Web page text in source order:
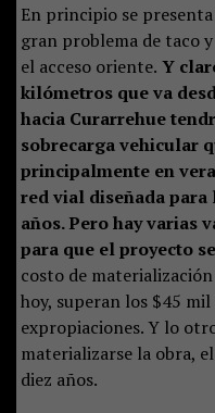
En principio se
gran problema de taco
el acceso oriente. Y
kilómetros que va
hacia Curarrehue
sobrecarga vehicular
principalmente en
red vial diseñada para
años. Pero hay varias
para que el proyecto
costo de
hoy, superan los $45
expropiaciones. Y lo
materializarse la obra,
diez años.